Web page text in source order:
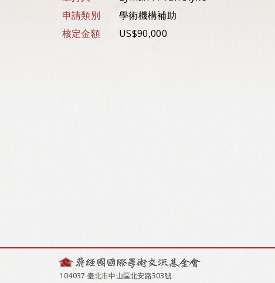
申請類別
學術機構補助
核定金額
US$90,000
104037 臺北市中山區北安路303號